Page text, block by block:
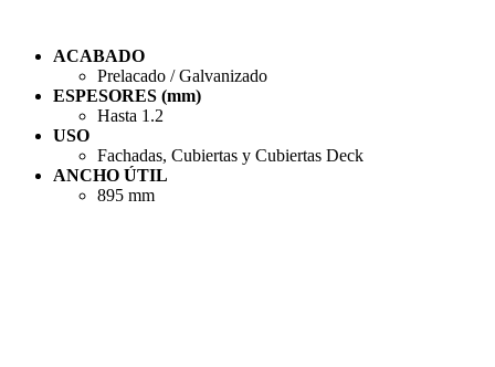
ACABADO
Prelacado / Galvanizado
ESPESORES (mm)
Hasta 1.2
USO
Fachadas, Cubiertas y Cubiertas Deck
ANCHO ÚTIL
895 mm